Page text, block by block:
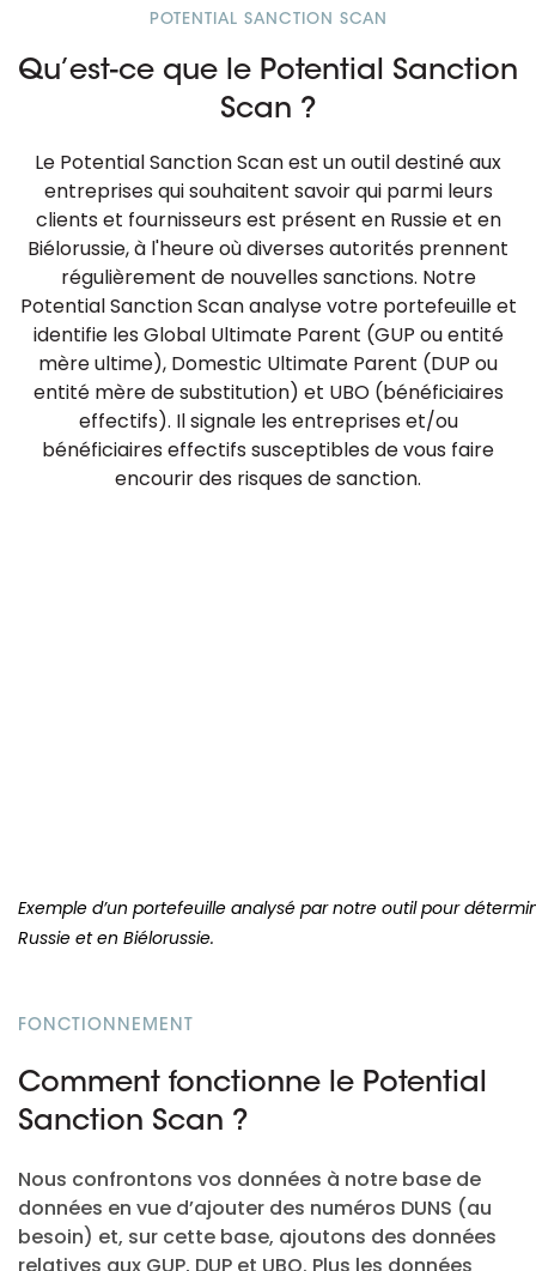
POTENTIAL SANCTION SCAN
Qu’est-ce que le Potential Sanction
Scan ?
Le Potential Sanction Scan est un outil destiné aux
entreprises qui souhaitent savoir qui parmi leurs
clients et fournisseurs est présent en Russie et en
Biélorussie, à l'heure où diverses autorités prennent
régulièrement de nouvelles sanctions. Notre
Potential Sanction Scan analyse votre portefeuille et
identifie les Global Ultimate Parent (GUP ou entité
mère ultime), Domestic Ultimate Parent (DUP ou
entité mère de substitution) et UBO (bénéficiaires
effectifs). Il signale les entreprises et/ou
bénéficiaires effectifs susceptibles de vous faire
encourir des risques de sanction.
Exemple d’un portefeuille analysé par notre outil pour
Russie et en Biélorussie.
FONCTIONNEMENT
Comment fonctionne le Potential
Sanction Scan ?
Nous confrontons vos données à notre base de
données en vue d’ajouter des numéros DUNS (au
besoin) et, sur cette base, ajoutons des données